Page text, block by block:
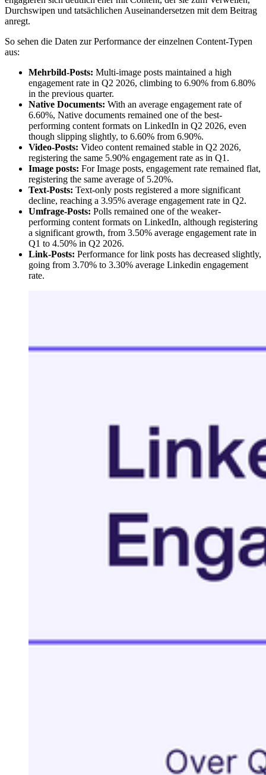
Durchswipen und tatsächlichen Auseinandersetzen mit dem Beitrag
anregt.
So sehen die Daten zur Performance der einzelnen Content-Typen
aus:
Mehrbild-Posts: Multi-image posts maintained a high
engagement rate in Q2 2026, climbing to 6.90% from 6.80%
in the previous quarter.
Native Documents: With an average engagement rate of
6.60%, Native documents remained one of the best-
performing content formats on LinkedIn in Q2 2026, even
though slipping slightly, to 6.60% from 6.90%.
Video-Posts: Video content remained stable in Q2 2026,
registering the same 5.90% engagement rate as in Q1.
Image posts: For Image posts, engagement rate remained flat,
registering the same average of 5.20%.
Text-Posts: Text-only posts registered a more significant
decline, reaching a 3.95% average engagement rate in Q2.
Umfrage-Posts: Polls remained one of the weaker-
performing content formats on LinkedIn, although registering
a significant growth, from 3.50% average engagement rate in
Q1 to 4.50% in Q2 2026.
Link-Posts: Performance for link posts has decreased slightly,
going from 3.70% to 3.30% average Linkedin engagement
rate.